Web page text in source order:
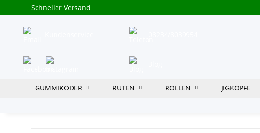
Schneller Versand
GUMMIKÖDER RUTEN ROLLEN JIGKÖPFE